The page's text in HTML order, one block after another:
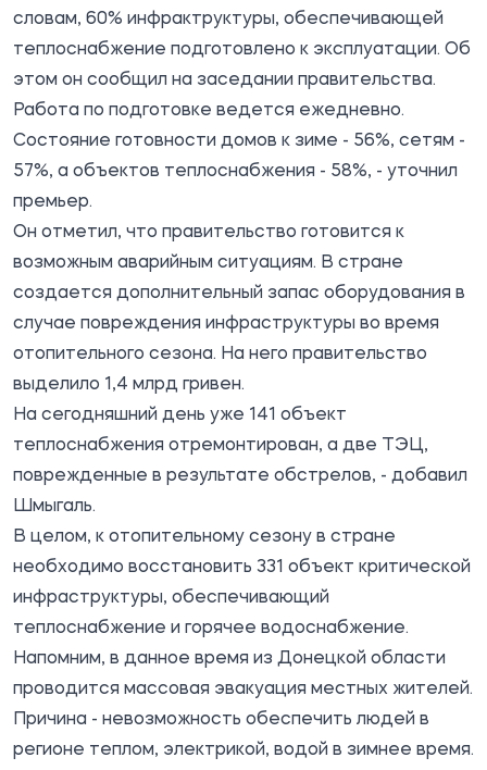
словам, 60% инфрактруктуры, обеспечивающей
теплоснабжение подготовлено к эксплуатации. Об
этом он сообщил на заседании правительства.
Работа по подготовке ведется ежедневно.
Состояние готовности домов к зиме - 56%, сетям -
57%, а объектов теплоснабжения - 58%, - уточнил
премьер.
Он отметил, что правительство готовится к
возможным аварийным ситуациям. В стране
создается дополнительный запас оборудования в
случае повреждения инфраструктуры во время
отопительного сезона. На него правительство
выделило 1,4 млрд гривен.
На сегодняшний день уже 141 объект
теплоснабжения отремонтирован, а две ТЭЦ,
поврежденные в результате обстрелов, - добавил
Шмыгаль.
В целом, к отопительному сезону в стране
необходимо восстановить 331 объект критической
инфраструктуры, обеспечивающий
теплоснабжение и горячее водоснабжение.
Напомним, в данное время из Донецкой области
проводится массовая эвакуация местных жителей.
Причина - невозможность обеспечить людей в
регионе теплом, электрикой, водой в зимнее время.